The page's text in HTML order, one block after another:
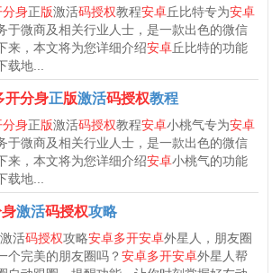
分身正版激活码授权教程安卓丘比特专为安卓
于微商及相关行业人士，是一款出色的微信
来，本文将为您详细介绍安卓丘比特的功能
载地...
开分身正版激活码授权教程
分身正版激活码授权教程安卓小桃气专为安卓
于微商及相关行业人士，是一款出色的微信
来，本文将为您详细介绍安卓小桃气的功能
载地...
激活码授权攻略
激活码授权攻略安卓多开安卓外星人，朋友圈
个完美的朋友圈吗？安卓多开安卓外星人帮